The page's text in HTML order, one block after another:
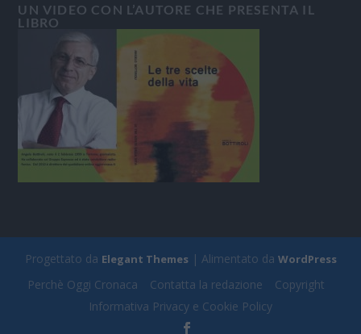
UN VIDEO CON L’AUTORE CHE PRESENTA IL
LIBRO
Progettato da Elegant Themes| Alimentato da WordPress
Perchè Oggi Cronaca Contatta la redazione
Copyright
Informativa Privacy e Cookie Policy